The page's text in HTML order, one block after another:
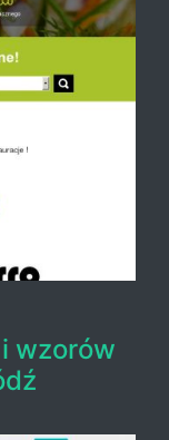
wzorów